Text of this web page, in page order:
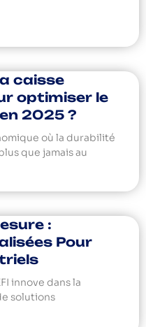
caisse
optimiser le
2025 ?
où la durabilité
que jamais au
:
Pour
innove dans la
solutions